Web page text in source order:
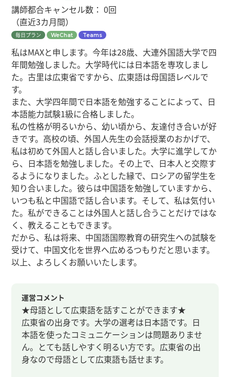
講師都合キャンセル数：0回
（直近3カ月間）
毎日プラン WeChat Teams
私はMAXと申します。今年は28歳、大連外国語大学で四
年間勉強しました。大学時代には日本語を専攻しまし
た。古里は広東省ですから、広東語は母国語レベルで
す。
また、大学四年間で日本語を勉強することによって、日
本語能力試験1級に合格しました。
私の性格が明るいから、幼い頃から、友達付き合いが好
きです。高校の頃、外国人先生の会話授業のおかげで、
私は初めて外国人と話し合いました。大学に進学してか
ら、日本語を勉強しました。その上で、日本人と交際す
るようになりました。ふとした縁で、ロシアの留学生を
知り合いました。彼らは中国語を勉強していますから、
いつも私と中国語で話し合います。そして、私は気付い
た。私ができることは外国人と話し合うことだけではな
く、教えることもできます。
だから、私は将来、中国語国際教育の研究生への試験を
受けて、中国文化を世界へ広めるつもりだと思います。
以上、よろしくお願いいたします。
運営コメント
★母語として広東語を話すことができます★
広東省の出身です。大学の選考は日本語です。日
本語を使ったコミュニケーションは問題ありませ
ん。とても話しやすく明るい方です。広東省の出
身なので母語として広東語も話せます。